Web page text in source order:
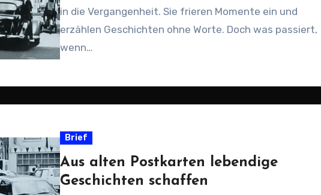
in die Vergangenheit. Sie frieren Momente ein und
erzählen Geschichten ohne Worte. Doch was passiert,
wenn…
Brief
Aus alten Postkarten lebendige
Geschichten schaffen